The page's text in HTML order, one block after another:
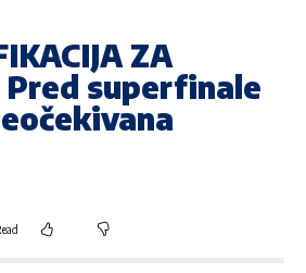
ZA
Pred superfinale